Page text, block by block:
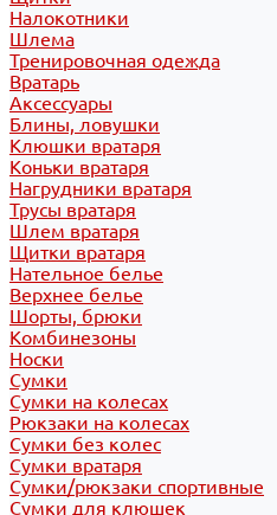
Налокотники
Шлема
Тренировочная одежда
Вратарь
Аксессуары
Блины, ловушки
Клюшки вратаря
Коньки вратаря
Нагрудники вратаря
Трусы вратаря
Шлем вратаря
Щитки вратаря
Нательное белье
Верхнее белье
Шорты, брюки
Комбинезоны
Носки
Сумки
Сумки на колесах
Рюкзаки на колесах
Сумки без колес
Сумки вратаря
Сумки/рюкзаки спортивные
Сумки для клюшек